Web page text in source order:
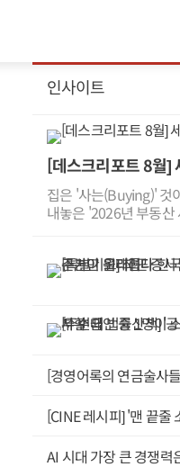
인사이트
[데스크리포트 8월]
집은 '사는(Buying)' 것
내놓은 '2026년 부동
공제 기준도 보유 기간
게 아니라 실제로 오래
로 자금을 유도한다는
자들은 세금 올려 집값
올 수 있는 최선의 결과
이 과제는 행정이 아니
말이다.부동산은 개개
집값이 오르길 바라고
동산 세제 개편 최종안
[경영어록의 연금술사
[CINE 레시피] '맨 끝줄
AI 시대 가장 큰 경쟁력